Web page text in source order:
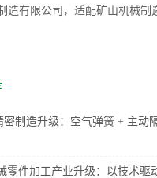
造有限公司，适配矿山机械制
密制造升级：空气弹簧 + 主动
零件加工产业升级：以技术驱